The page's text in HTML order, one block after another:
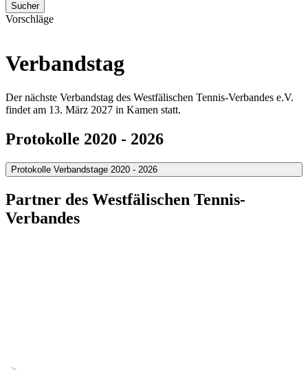
Sucher
Vorschläge
Verbandstag
Der nächste Verbandstag des Westfälischen Tennis-Verbandes e.V.
findet am 13. März 2027 in Kamen statt.
Protokolle 2020 - 2026
Protokolle Verbandstage 2020 - 2026
Partner des Westfälischen Tennis-
Verbandes